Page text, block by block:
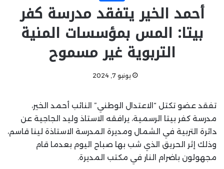
أحمد الخير يتفقد مدرسة كفر
بيتا: المس بمؤسسات المنية
التربوية غير مسموح
يونيو 7, 2024
تفقد عضو تكتل “الاعتدال الوطني” النائب أحمد الخير،
مدرسة كفر بيتا الرسمية، يرافقه الاستاذ وليد الجاجية عن
دائرة التربية في الشمال ومديرة المدرسة الاستاذة لينا قاسم،
وذلك إثر الحريق الذي شب بها صباح اليوم بعدما قام
مجهولون باضرام النار في مكتب المديرة.